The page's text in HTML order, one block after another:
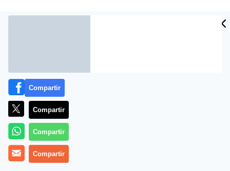
Los franceses no se andan con contemplaciones, por
Compartir
Compartir
Compartir
Compartir